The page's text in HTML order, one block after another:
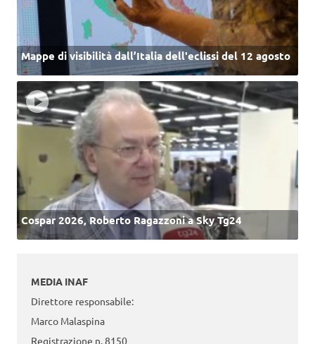
Mappe di visibilità dall’Italia dell'eclissi del 12 agosto
Cospar 2026, Roberto Ragazzoni a Sky Tg24
MEDIA INAF
Direttore responsabile:
Marco Malaspina
Registrazione n. 8150